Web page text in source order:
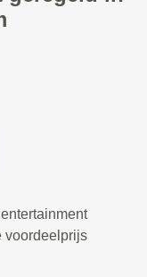
voordeelprijs